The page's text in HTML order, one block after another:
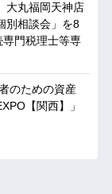
大丸福岡天神店
別相談会」を8
専門税理士等専
のための資産
【関西】」